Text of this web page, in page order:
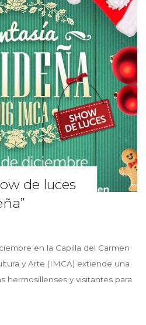
de luces
en la Capilla del Carmen
y Arte (IMCA) extiende una
hermosillenses y visitantes para